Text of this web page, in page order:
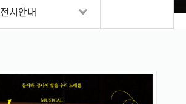
시안내